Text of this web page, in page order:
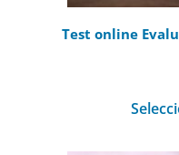
Test online